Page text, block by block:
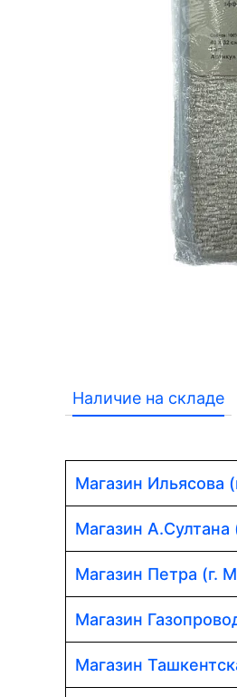
Наличие на складе
Магазин Ильясова
Магазин А.Султана
Магазин Петра (г.
Магазин
Магазин